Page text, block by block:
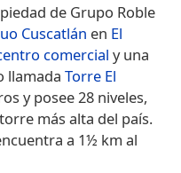
de Grupo Roble
Cuscatlán en El
comercial y una
llamada Torre El
y posee 28 niveles,
más alta del país.
a 1½ km al